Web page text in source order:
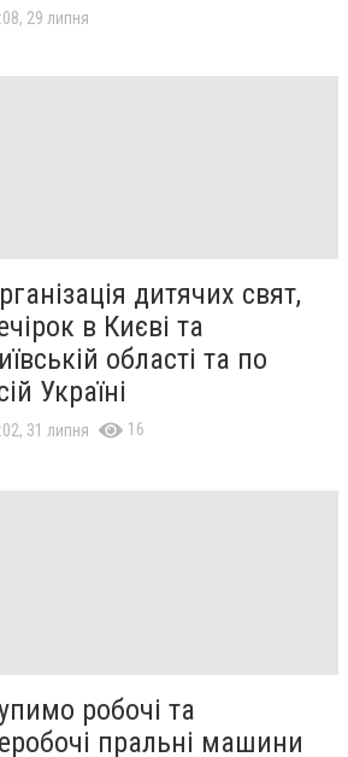
29 липня
дитячих свят,
в Києві та
області та по
Україні
31 липня 16
робочі та
пральні машини